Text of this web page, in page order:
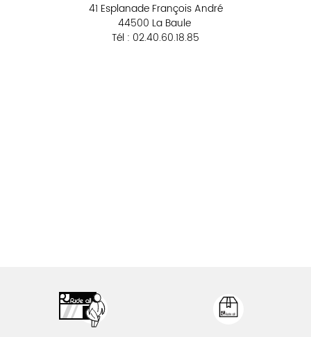
41 Esplanade François André
44500 La Baule
Tél : 02.40.60.18.85